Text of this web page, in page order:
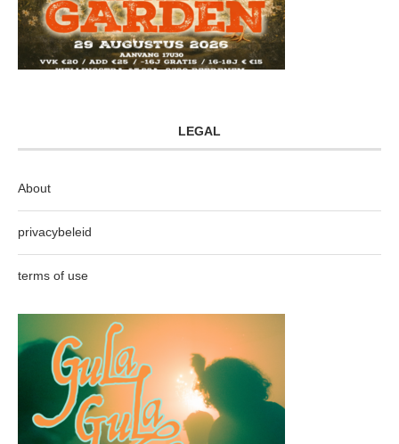
LEGAL
About
privacybeleid
terms of use